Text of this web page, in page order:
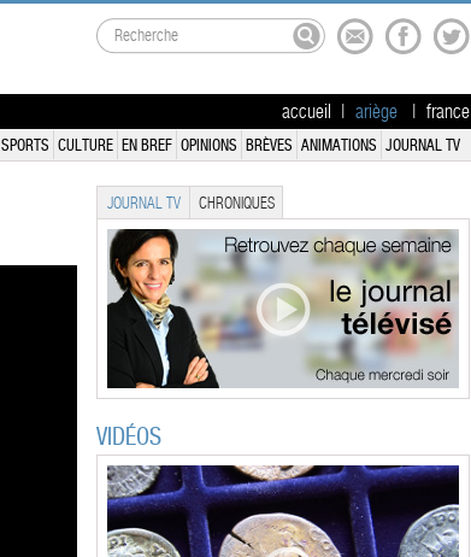
accueil ariège france
SPORTS CULTURE EN BREF OPINIONS BRÈVES ANIMATIONS JOURNAL TV
JOURNAL TV CHRONIQUES
VIDÉOS